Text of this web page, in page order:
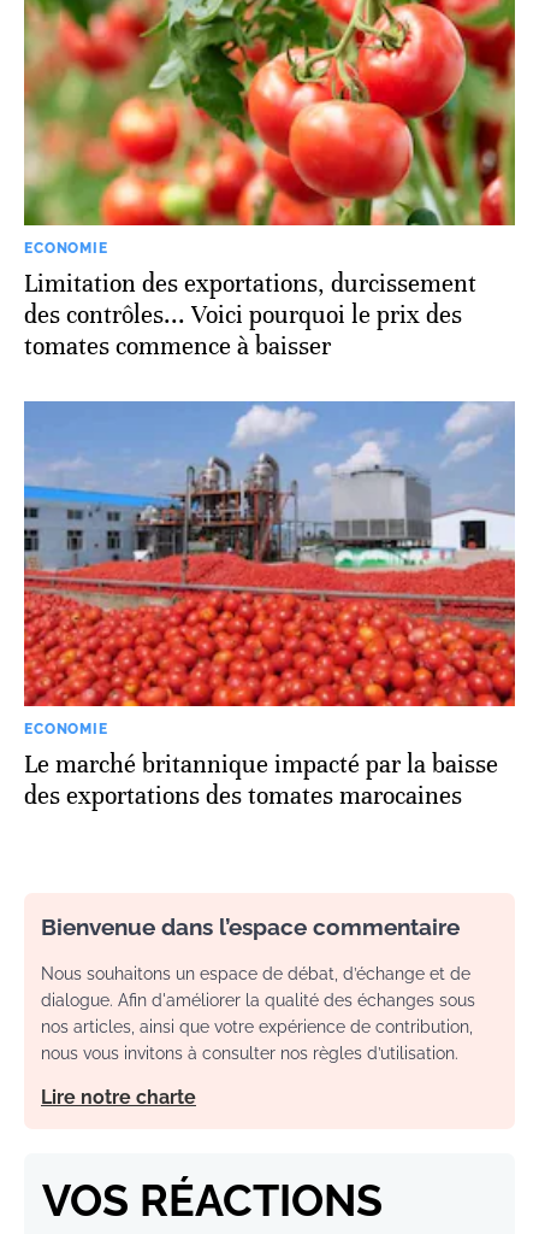
ECONOMIE
Limitation des exportations, durcissement
des contrôles... Voici pourquoi le prix des
tomates commence à baisser
ECONOMIE
Le marché britannique impacté par la baisse
des exportations des tomates marocaines
Bienvenue dans l’espace commentaire
Nous souhaitons un espace de débat, d’échange et de
dialogue. Afin d'améliorer la qualité des échanges sous
nos articles, ainsi que votre expérience de contribution,
nous vous invitons à consulter nos règles d’utilisation.
Lire notre charte
VOS RÉACTIONS